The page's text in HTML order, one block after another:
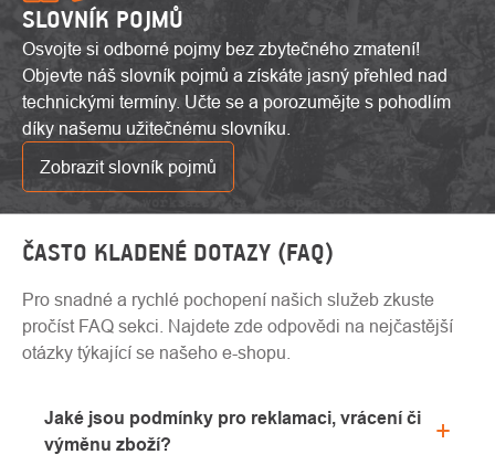
SLOVNÍK POJMŮ
Osvojte si odborné pojmy bez zbytečného zmatení!
Objevte náš slovník pojmů a získáte jasný přehled nad
technickými termíny. Učte se a porozumějte s pohodlím
díky našemu užitečnému slovníku.
Zobrazit slovník pojmů
ČASTO KLADENÉ DOTAZY (FAQ)
Pro snadné a rychlé pochopení našich služeb zkuste
pročíst FAQ sekci. Najdete zde odpovědi na nejčastější
otázky týkající se našeho e-shopu.
Jaké jsou podmínky pro reklamaci, vrácení či
výměnu zboží?